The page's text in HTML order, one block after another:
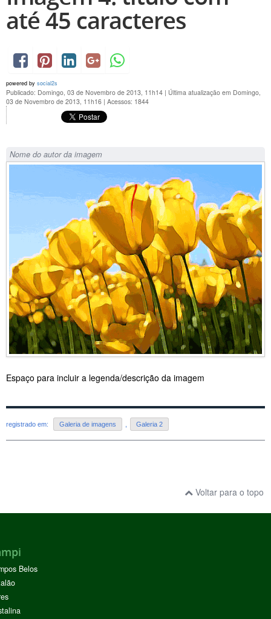
até 45 caracteres
powered by social2s
Publicado: Domingo, 03 de Novembro de 2013, 11h14 | Última atualização em Domingo,
03 de Novembro de 2013, 11h16 | Acessos: 1844
Nome do autor da imagem
Espaço para incluir a legenda/descrição da imagem
registrado em: Galeria de imagens Galeria 2
Voltar para o topo
Belos